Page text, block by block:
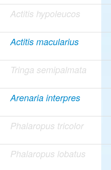
Actitis hypoleucos
Actitis macularius
Tringa semipalmata
Arenaria interpres
Phalaropus tricolor
Phalaropus lobatus